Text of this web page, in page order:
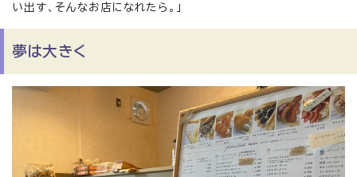
い出す、そんなお店になれたら。」
夢は大きく